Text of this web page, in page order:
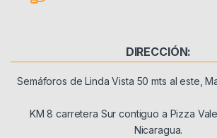
DIRECCIÓN:
Semáforos de Linda Vista 50 mts al este,
KM 8 carretera Sur contiguo a Pizza
Nicaragua.